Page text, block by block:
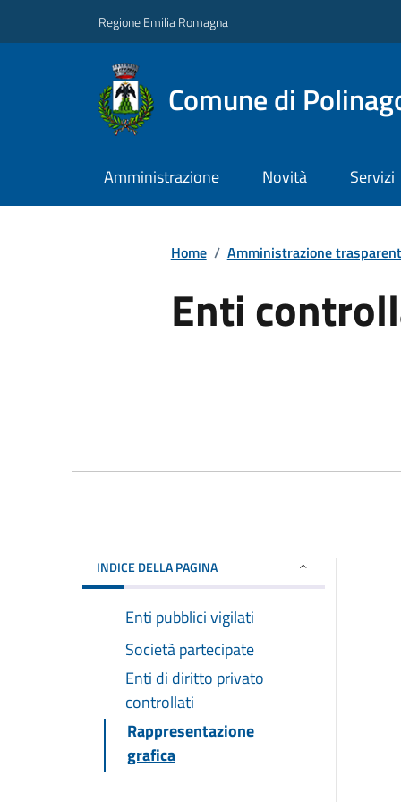
Regione Emilia Romagna
Comune di
Amministrazione Novità Servizi
Home / Amministrazione
Enti
INDICE DELLA PAGINA
Enti pubblici vigilati
Società partecipate
Enti di diritto privato
controllati
Rappresentazione
grafica